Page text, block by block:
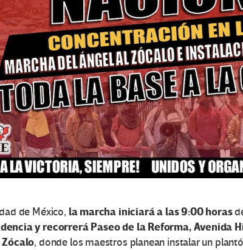
de México, la marcha iniciará a las 9:00 horas
y recorrerá Paseo de la Reforma, Avenida
, donde los maestros planean instalar un